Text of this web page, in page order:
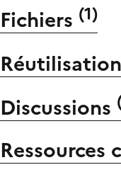
Fichiers (1)
Discussions
Ressources